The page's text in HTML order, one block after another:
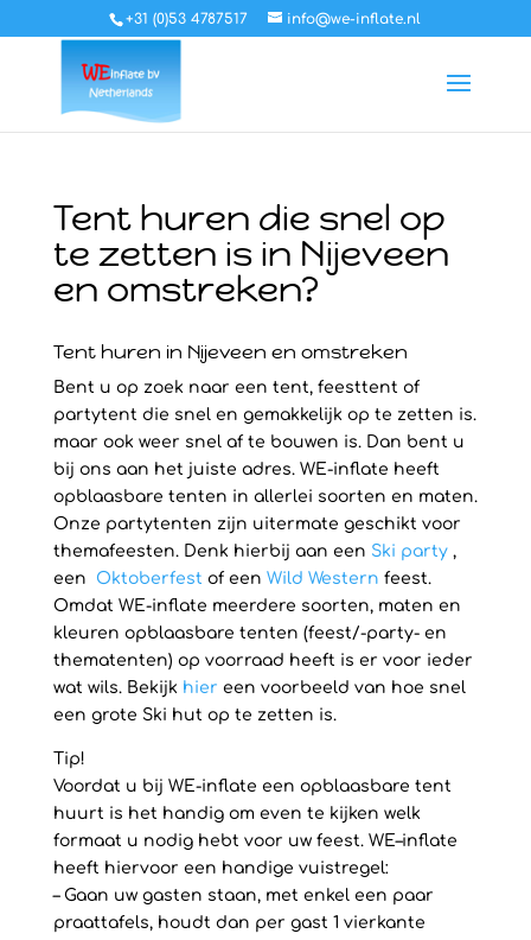
+31 (0)53 4787517 info@we-inflate.nl
Tent huren die snel op
te zetten is in Nijeveen
en omstreken?
Tent huren in Nijeveen en omstreken
Bent u op zoek naar een tent, feesttent of
partytent die snel en gemakkelijk op te zetten is.
maar ook weer snel af te bouwen is. Dan bent u
bij ons aan het juiste adres. WE-inflate heeft
opblaasbare tenten in allerlei soorten en maten.
Onze partytenten zijn uitermate geschikt voor
themafeesten. Denk hierbij aan een Ski party,
een Oktoberfest of een Wild Western feest.
Omdat WE-inflate meerdere soorten, maten en
kleuren opblaasbare tenten (feest/-party- en
thematenten) op voorraad heeft is er voor ieder
wat wils. Bekijk hier een voorbeeld van hoe snel
een grote Ski hut op te zetten is.
Tip!
Voordat u bij WE-inflate een opblaasbare tent
huurt is het handig om even te kijken welk
formaat u nodig hebt voor uw feest. WE–inflate
heeft hiervoor een handige vuistregel:
– Gaan uw gasten staan, met enkel een paar
praattafels, houdt dan per gast 1 vierkante